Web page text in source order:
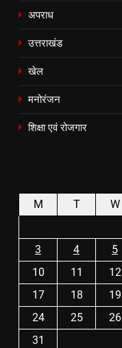
अपराध
उत्तराखंड
खेल
मनोरंजन
शिक्षा एवं रोजगार
M T W
3
4 5
10
11 12
17
18 19
24
25 26
31